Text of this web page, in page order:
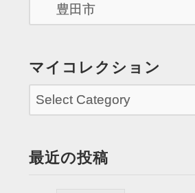
美
サ
ー
ト”
マイコレクション
最近の投稿